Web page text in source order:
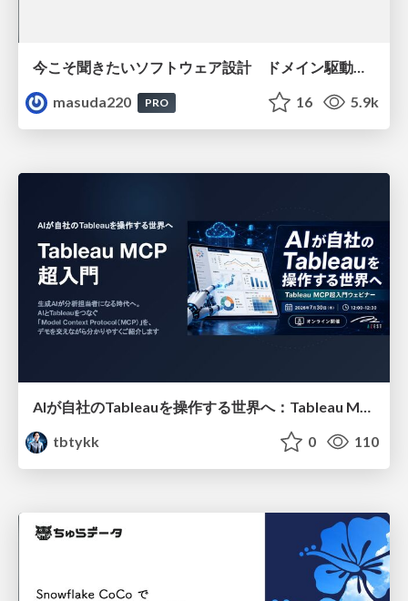
今こそ聞きたいソフトウェア設計 ドメイン駆動設計再入門
masuda220
PRO 16 5.9k
tbtykk
0 110